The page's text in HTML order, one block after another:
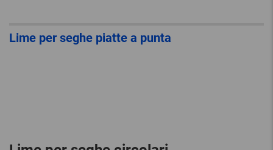
Lime per seghe piatte a punta